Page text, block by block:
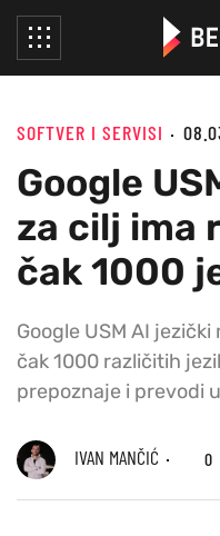
SOFTVER I SERVISI
Google
za cilj ima
čak 1000
Google USM AI
čak 1000 različitih
prepoznaje i prevodi
IVAN MANČIĆ 0